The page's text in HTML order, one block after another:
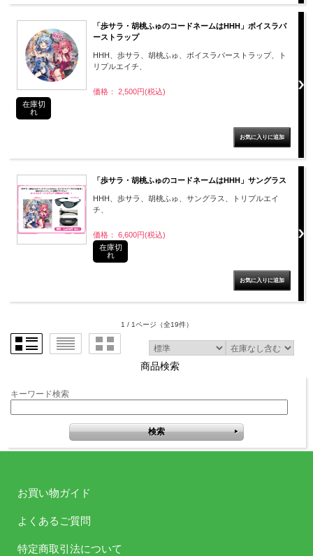
「歩サラ・胡桃ふゅのコードネームはHHH」ボイスラバ
ーストラップ
HHH、歩サラ、胡桃ふゅ、ボイスラバーストラップ、ト
リプルエイチ、
価格： 2,500円(税込)
在庫切
れ
「歩サラ・胡桃ふゅのコードネームはHHH」サングラス
HHH、歩サラ、胡桃ふゅ、サングラス、トリプルエイ
チ、
価格： 6,600円(税込)
在庫切
れ
1 / 1ページ （全19件）
商品検索
キーワード検索
お買い物ガイド
よくあるご質問
特定商取引法について